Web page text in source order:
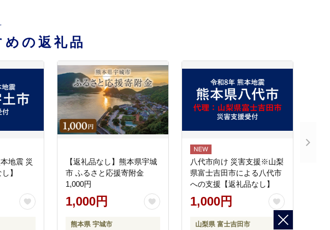
の返礼品
地震 災
】
【返礼品なし】熊本県宇城
市 ふるさと応援寄附金
1,000円
1,000円
熊本県 宇城市
八代市向け 災害支援※山梨
県富士吉田市による八代市
への支援【返礼品なし】
1,000円
山梨県 富士吉田市